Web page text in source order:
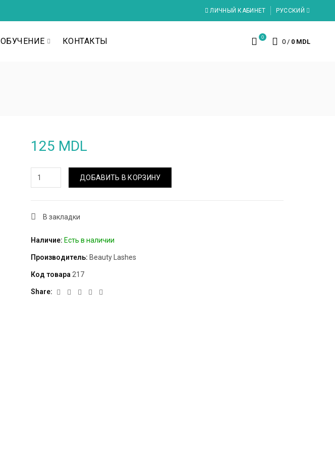
ЛИЧНЫЙ КАБИНЕТ РУССКИЙ
ОБУЧЕНИЕ КОНТАКТЫ 0
0 / 0 MDL
125 MDL
ДОБАВИТЬ В КОРЗИНУ
В закладки
Наличие: Есть в наличии
Производитель: Beauty Lashes
Код товара 217
Share: